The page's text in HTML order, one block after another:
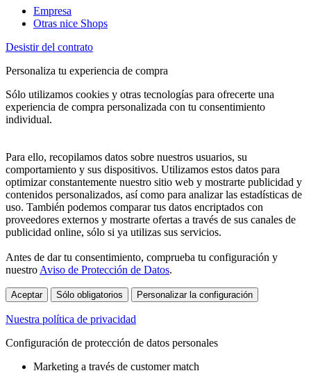
Empresa
Otras nice Shops
Desistir del contrato
Personaliza tu experiencia de compra
Sólo utilizamos cookies y otras tecnologías para ofrecerte una
experiencia de compra personalizada con tu consentimiento
individual.
Para ello, recopilamos datos sobre nuestros usuarios, su
comportamiento y sus dispositivos. Utilizamos estos datos para
optimizar constantemente nuestro sitio web y mostrarte publicidad y
contenidos personalizados, así como para analizar las estadísticas de
uso. También podemos comparar tus datos encriptados con
proveedores externos y mostrarte ofertas a través de sus canales de
publicidad online, sólo si ya utilizas sus servicios.
Antes de dar tu consentimiento, comprueba tu configuración y
nuestroAviso de Protección de Datos.
Aceptar Sólo obligatorios Personalizar la configuración
Nuestra política de privacidad
Configuración de protección de datos personales
Marketing a través de customer match